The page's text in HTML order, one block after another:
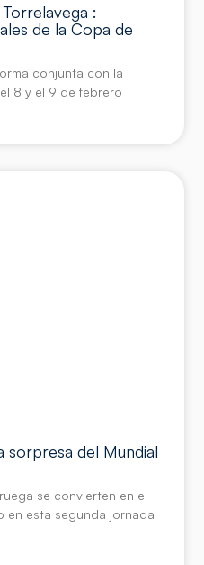
:
de la Copa de
conjunta con la
8 y el 9 de febrero
sorpresa del Mundial
se convierten en el
en esta segunda jornada